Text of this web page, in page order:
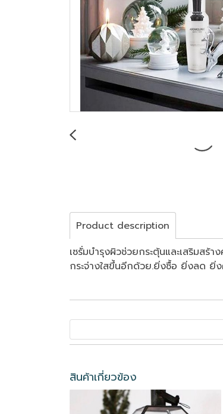
Product description
เซรั่มบำรุงผิวช่วยกระตุ้นและเสริมส
กระจ่างใสขึ้นอีกด้วย.ยิ่งซื้อ ยิ่งลด ยิ่
สินค้าเกี่ยวข้อง